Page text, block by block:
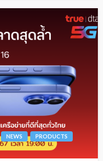
NEWS
PRODUCTS